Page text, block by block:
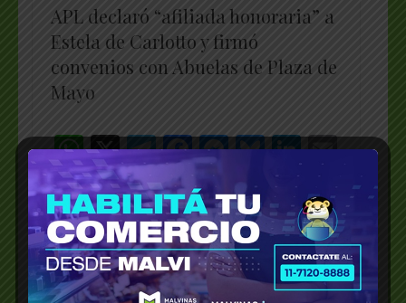
APL declaró “afiliada honoraria” a
Estela de Carlotto y firmó
convenios con Abuelas de Plaza de
Mayo
WhatsApp
X Telegram
Facebook
Messenger
Bluesky
PrintFriendly
Share
APL y Abuelas de Plaza de Mayo
suscribieron dos convenios de reciprocidad
para relacionar ambas instituciones y, en el